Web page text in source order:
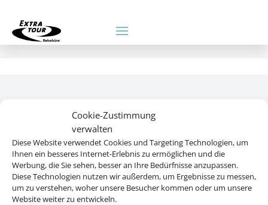
Cookie-Zustimmung
verwalten
Diese Website verwendet Cookies und Targeting Technologien, um
Ihnen ein besseres Internet-Erlebnis zu ermöglichen und die
Werbung, die Sie sehen, besser an Ihre Bedürfnisse anzupassen.
Diese Technologien nutzen wir außerdem, um Ergebnisse zu messen,
um zu verstehen, woher unsere Besucher kommen oder um unsere
Website weiter zu entwickeln.
Rechtliche Informationen
Impressum|Datenschutzerklärung|Online Check-In|
Service|Blacklisted Airlines |AGB
|Barrierefreiheitserklärung